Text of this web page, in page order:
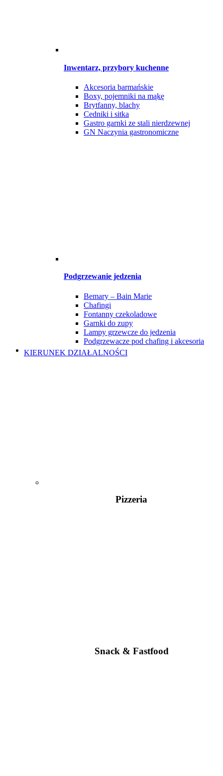
Inwentarz, przybory kuchenne
Akcesoria barmańskie
Boxy, pojemniki na mąkę
Brytfanny, blachy
Cedniki i sitka
Gastro garnki ze stali nierdzewnej
GN Naczynia gastronomiczne
Podgrzewanie jedzenia
Bemary – Bain Marie
Chafingi
Fontanny czekoladowe
Garnki do zupy
Lampy grzewcze do jedzenia
Podgrzewacze pod chafing i akcesoria
KIERUNEK DZIAŁALNOŚCI
Pizzeria
Snack & Fastfood